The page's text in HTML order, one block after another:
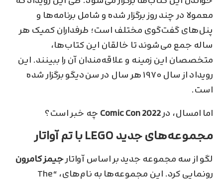
معمولا در چند روز برگزار شده و شامل برنامه‌ها و
پنل‌های گفت‌گوی مختلف است؛ طرفداران کمیک هر
ساله جمع می‌شوند تا خالقان این کتاب‌ها،
متخصصان این زمینه و علاقه‌مندان آن را ببینند. این
رویداد از سال ۱۹۷۰ هر سال در سن‌دیگو برگزار شده
است.
اما امسال، درComic Con 2022 چه خبر است؟
مجموعه‌های جدید LEGO با تم آواتار
لگو از سه مجموعه جدید بر اساس آواتارجیمز کامرون
رونمایی کرد. این مجموعه‌ها به نام‌های، “The